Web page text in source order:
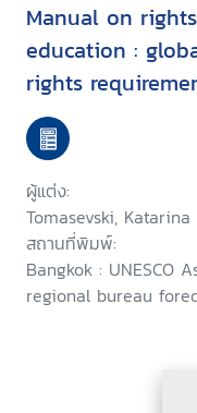
Manual on
education :
rights
simple
ผู้แต่ง:
Tomasevski, Katarina
สถานที่พิมพ์:
Bangkok : UNESCO
regional bureau